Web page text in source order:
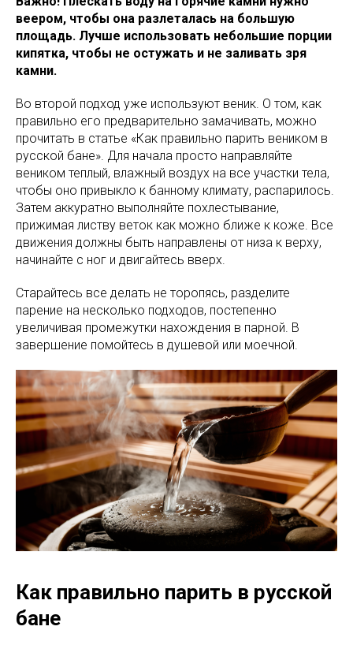
веером, чтобы она разлеталась на большую
площадь. Лучше использовать небольшие порции
кипятка, чтобы не остужать и не заливать зря
камни.
Во второй подход уже используют веник. О том, как
правильно его предварительно замачивать, можно
прочитать в статье «Как правильно парить веником в
русской бане». Для начала просто направляйте
веником теплый, влажный воздух на все участки тела,
чтобы оно привыкло к банному климату, распарилось.
Затем аккуратно выполняйте похлестывание,
прижимая листву веток как можно ближе к коже. Все
движения должны быть направлены от низа к верху,
начинайте с ног и двигайтесь вверх.
Старайтесь все делать не торопясь, разделите
парение на несколько подходов, постепенно
увеличивая промежутки нахождения в парной. В
завершение помойтесь в душевой или моечной.
Как правильно парить в русской
бане